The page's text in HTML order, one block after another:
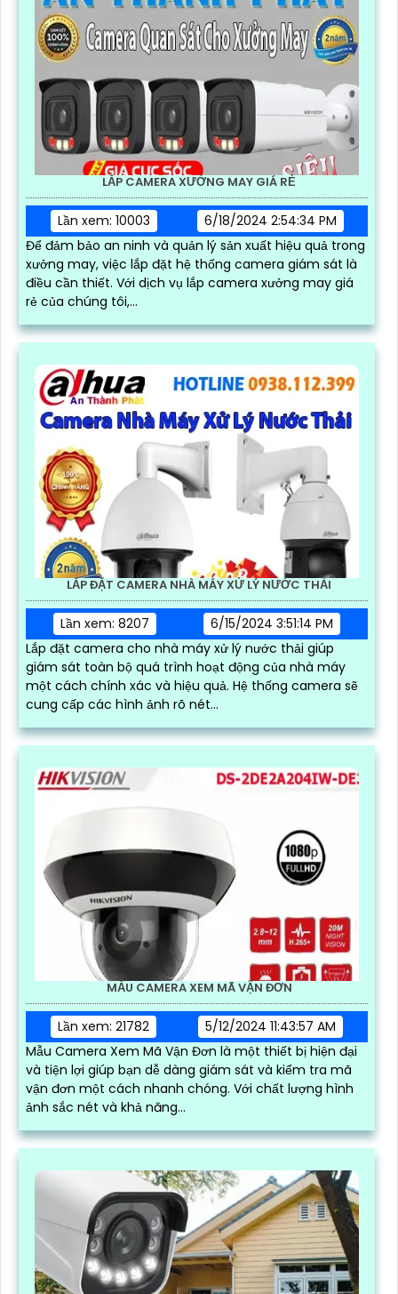
LẮP CAMERA XƯỞNG MAY GIÁ RẺ
Lần xem: 10003
6/18/2024 2:54:34 PM
Để đảm bảo an ninh và quản lý sản xuất hiệu quả trong
xưởng may, việc lắp đặt hệ thống camera giám sát là
điều cần thiết. Với dịch vụ lắp camera xưởng may giá
rẻ của chúng tôi,...
LẮP ĐẶT CAMERA NHÀ MÁY XỬ LÝ NƯỚC THẢI
Lần xem: 8207
6/15/2024 3:51:14 PM
Lắp đặt camera cho nhà máy xử lý nước thải giúp
giám sát toàn bộ quá trình hoạt động của nhà máy
một cách chính xác và hiệu quả. Hệ thống camera sẽ
cung cấp các hình ảnh rõ nét...
MẪU CAMERA XEM MÃ VẬN ĐƠN
Lần xem: 21782
5/12/2024 11:43:57 AM
Mẫu Camera Xem Mã Vận Đơn là một thiết bị hiện đại
và tiện lợi giúp bạn dễ dàng giám sát và kiểm tra mã
vận đơn một cách nhanh chóng. Với chất lượng hình
ảnh sắc nét và khả năng...